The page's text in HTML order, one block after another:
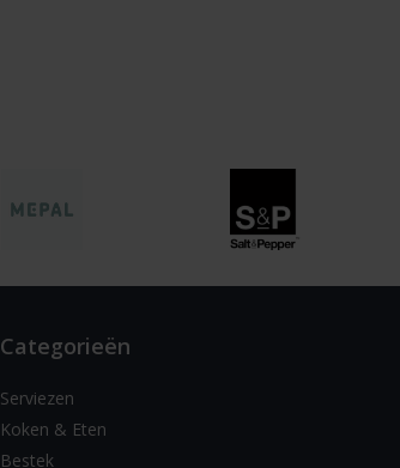
Categorieën
Serviezen
Koken & Eten
Bestek